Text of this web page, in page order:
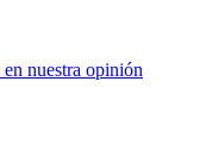
nuestra opinión